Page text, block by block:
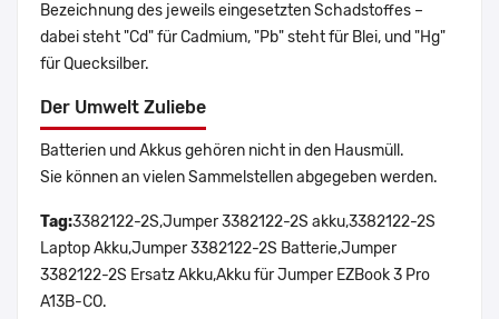
Bezeichnung des jeweils eingesetzten Schadstoffes –
dabei steht "Cd" für Cadmium, "Pb" steht für Blei, und "Hg"
für Quecksilber.
Der Umwelt Zuliebe
Batterien und Akkus gehören nicht in den Hausmüll.
Sie können an vielen Sammelstellen abgegeben werden.
Tag:3382122-2S,Jumper 3382122-2S akku,3382122-2S
Laptop Akku,Jumper 3382122-2S Batterie,Jumper
3382122-2S Ersatz Akku,Akku für Jumper EZBook 3 Pro
A13B-CO.